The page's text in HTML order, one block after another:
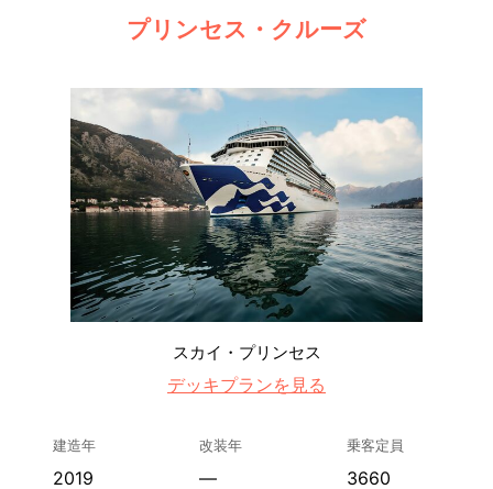
プリンセス・クルーズ
スカイ・プリンセス
デッキプランを見る
建造年
2019
改装年
—
乗客定員
3660